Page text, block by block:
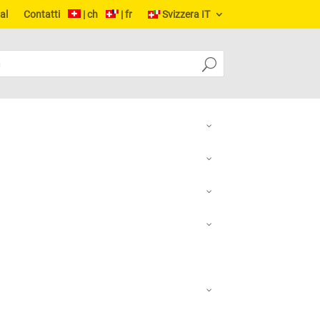
Contatti | ch | fr Svizzera IT